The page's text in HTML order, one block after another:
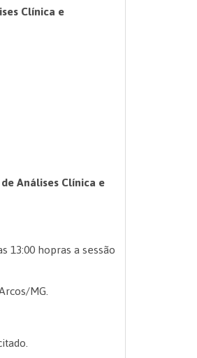
Clínica e
Análises Clínica e
13:00 hopras a sessão
MG.